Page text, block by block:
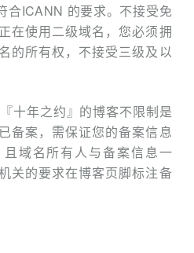
合ICANN 的要求。不接受免
在使用二级域名，您必须拥
的所有权，不接受三级及以
十年之约』的博客不限制是
备案，需保证您的备案信息
域名所有人与备案信息一
关的要求在博客页脚标注备